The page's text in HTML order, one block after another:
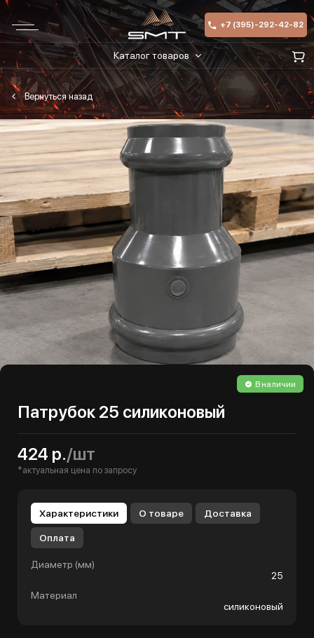
+7 (395)-292-42-82
Каталог товаров
В наличии
Патрубок 25 силиконовый
424 р./шт
*актуальная цена по запросу
Характеристики О товаре Доставка
Оплата
Диаметр (мм)
25
Материал
силиконовый